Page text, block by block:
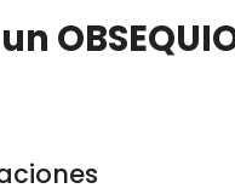
un